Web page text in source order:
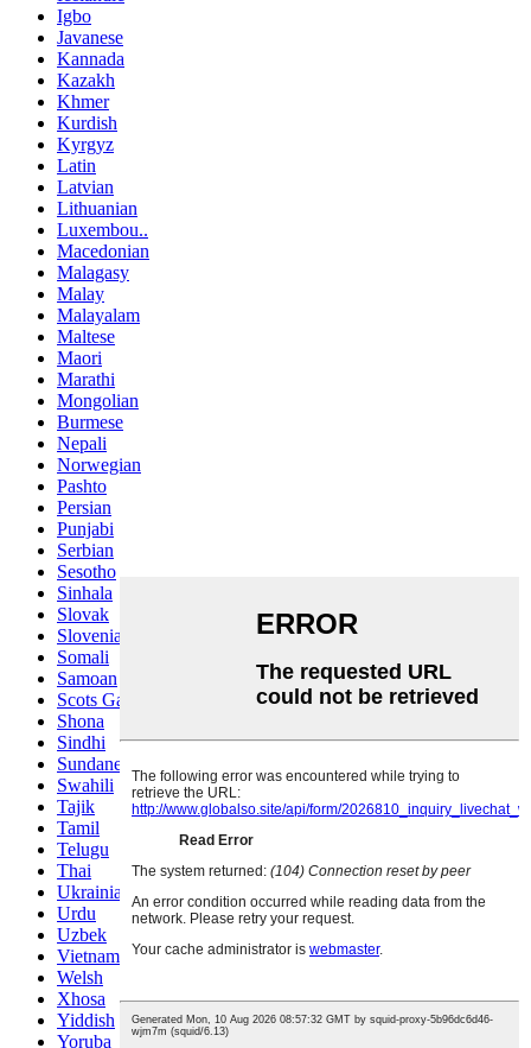
Igbo
Javanese
Kannada
Kazakh
Khmer
Kurdish
Kyrgyz
Latin
Latvian
Lithuanian
Luxembou..
Macedonian
Malagasy
Malay
Malayalam
Maltese
Maori
Marathi
Mongolian
Burmese
Nepali
Norwegian
Pashto
Persian
Punjabi
Serbian
Sesotho
Sinhala
Slovak
Slovenian
Somali
Samoan
Scots Gaelic
Shona
Sindhi
Sundanese
Swahili
Tajik
Tamil
Telugu
Thai
Ukrainian
Urdu
Uzbek
Vietnamese
Welsh
Xhosa
Yiddish
Yoruba